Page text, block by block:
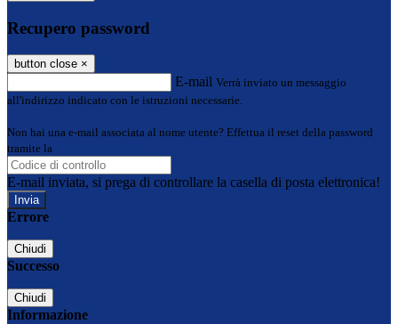
Recupero password
button close ×
E-mail Verrà inviato un messaggio
all'indirizzo indicato con le istruzioni necessarie.
Non hai una e-mail associata al nome utente? Effettua il reset della password
tramite la
E-mail inviata, si prega di controllare la casella di posta elettronica!
Errore
Chiudi
Successo
Chiudi
Informazione